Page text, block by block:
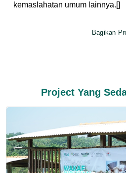
kemaslahatan umum lainnya.[]
Bagikan
Project Yang